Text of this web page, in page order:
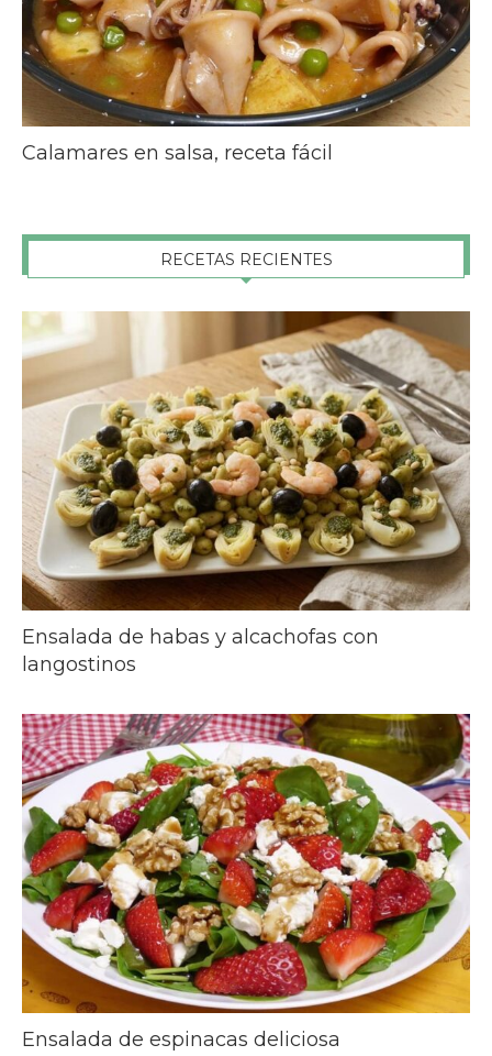
Calamares en salsa, receta fácil
RECETAS RECIENTES
Ensalada de habas y alcachofas con
langostinos
Ensalada de espinacas deliciosa